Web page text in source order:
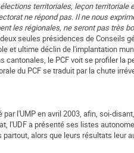
élections territoriales, leçon
ne répond pas. Il ne nous
les régionales, ne seront pas très
seules présidences de Conseils
et ultime déclin de l'implantation
cantonales, le PCF voit se profiler la
du PCF se traduit par la chute
l'UMP en avril 2003, afin, soi-
l'UDF a présenté ses listes
alors que leurs résultats leur